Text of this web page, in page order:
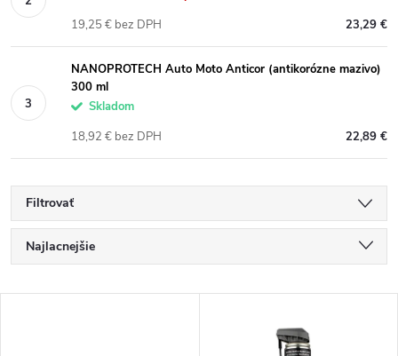
23,29 €
19,25 € bez DPH
NANOPROTECH Auto Moto Anticor (antikorózne mazivo)
300 ml
Skladom
22,89 €
18,92 € bez DPH
Filtrovať
R
a
Najlacnejšie